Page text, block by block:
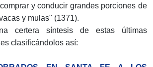
y conducir grandes porciones de
y mulas" (1371).
certera síntesis de estas últimas
clasificándolos así: